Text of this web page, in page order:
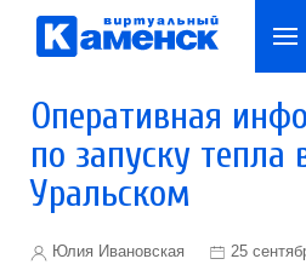
Оперативная
по запуску тепла
Уральском
Юлия Ивановская 25